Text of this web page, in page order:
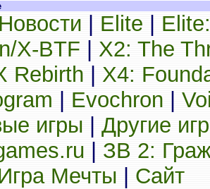
Новости Elite
X-BTF
X2: The
Rebirth
X4:
Evochron
игры
Другие
ЗВ 2:
Мечты Сайт